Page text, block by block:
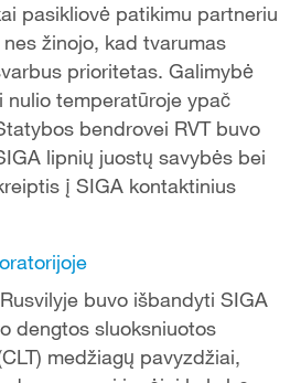
pasikliovė patikimu partneriu
žinojo, kad tvarumas
prioritetas. Galimybė
nulio temperatūroje ypač
bendrovei RVT buvo
lipnių juostų savybės bei
į SIGA kontaktinius
buvo išbandyti SIGA
dengtos sluoksniuotos
medžiagų pavyzdžiai,